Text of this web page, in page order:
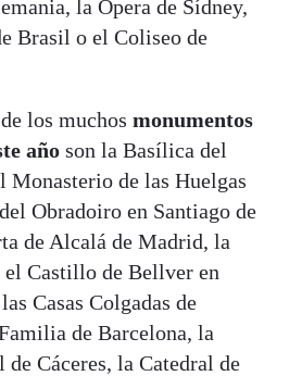
la Ópera de Sídney,
Brasil o el Coliseo de
los muchos monumentos
año son la Basílica del
Monasterio de las Huelgas
Obradoiro en Santiago de
de Alcalá de Madrid, la
el Castillo de Bellver en
Casas Colgadas de
de Barcelona, la
Cáceres, la Catedral de